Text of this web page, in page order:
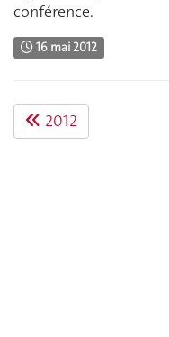
conférence.
16 mai 2012
2012